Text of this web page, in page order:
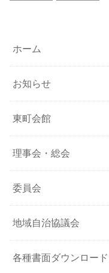
ホーム
お知らせ
東町会館
理事会・総会
委員会
地域自治協議会
各種書面ダウンロード